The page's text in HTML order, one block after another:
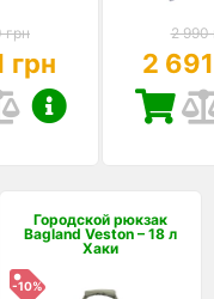
грн
грн
2 990
2
Городской рюкзак
Bagland Veston – 18 л
Хаки
-10%